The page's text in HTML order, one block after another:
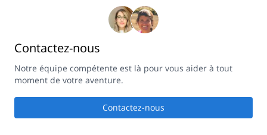
Contactez-nous
Notre équipe compétente est là pour vous aider à tout
moment de votre aventure.
Contactez-nous